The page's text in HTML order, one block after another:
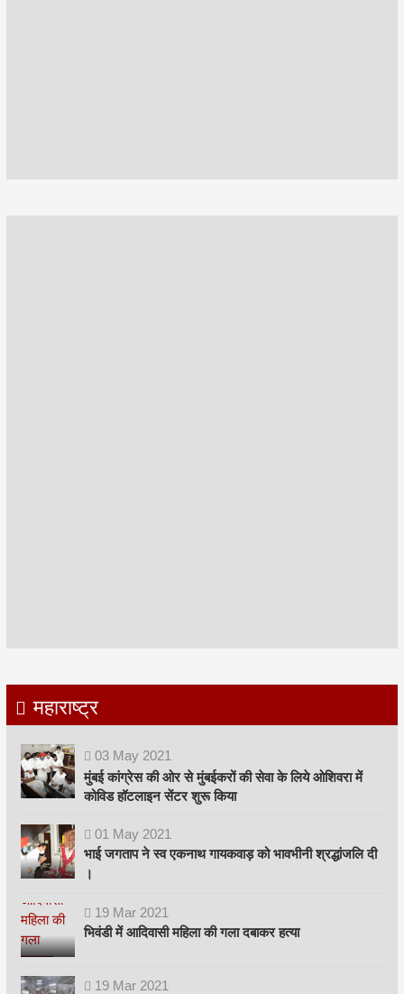
महाराष्ट्र
03 May 2021
मुंबई कांग्रेस की ओर से मुंबईकरों की सेवा के लिये ओशिवरा में
कोविड हॉटलाइन सेंटर शुरू किया
01 May 2021
भाई जगताप ने स्व एकनाथ गायकवाड़ को भावभीनी श्रद्धांजलि दी
।
19 Mar 2021
भिवंडी में आदिवासी महिला की गला दबाकर हत्या
19 Mar 2021